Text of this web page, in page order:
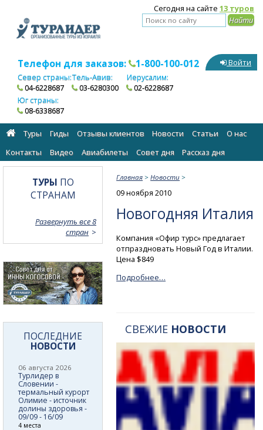
Сегодня на сайте 13 туров
Телефон для заказов: 1-800-100-012
Север страны:
04-6228687
Тель-Авив:
03-6280300
Иерусалим:
02-6228687
Юг страны:
08-6338687
Войти
Туры Гиды Отзывы клиентов Новости Статьи
О нас
Контакты
Видео Авиабилеты Cовет дня Рассказ дня
Главная >Новости >
09 ноября 2010
Новогодняя Италия
Компания «Офир турс» предлагает
отпраздновать Новый Год в Италии.
Цена $849
Подробнее…
СВЕЖИЕ НОВОСТИ
ТУРЫ ПО
СТРАНАМ
Развернуть все 8
стран
ПОСЛЕДНИЕ
НОВОСТИ
06 августа 2026
Турлидер в
Словении -
термальный курорт
Олимие - источник
долины здоровья -
09/09 - 16/09
4 места